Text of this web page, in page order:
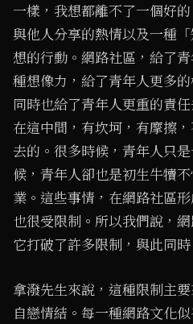
一樣，我想都離不了一個好
與他人分享的熱情以及一種
想的行動。網路社區，給了
種想像力，給了青年人更多
同時也給了青年人更重的責
在這中間，有坎坷，有摩擦
去的。很多時候，青年人只
候，青年人卻也是初生牛犢
業。這些事情，在網路社區
也很受限制。所以我們說，
它打破了許多限制，與此同
拿潑先生來說，這種限制主
自戀情結。每一種網路文化